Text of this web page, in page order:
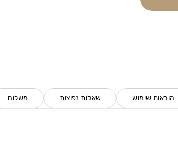
הוראות שימוש שאלות נפוצות משלוח